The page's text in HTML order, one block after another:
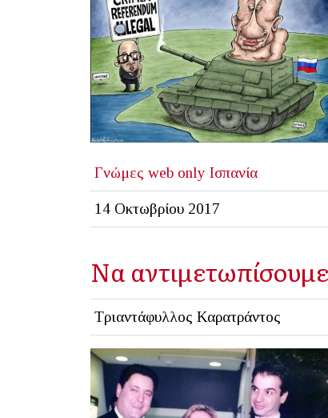
Γνώμες web only Ισπανία
14 Οκτωβρίου 2017
Να
Τριαντάφυλλος Καρατράντος